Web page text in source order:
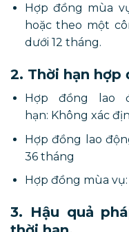
Hợp đồng mùa
hoặc theo một
dưới 12 tháng.
2. Thời hạn hợp
Hợp đồng lao
hạn: Không xác
Hợp đồng lao
36 tháng
Hợp đồng mùa
3. Hậu quả